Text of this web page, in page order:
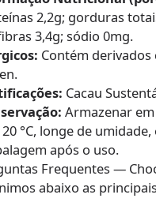
2,2g; gorduras
3,4g; sódio 0mg.
Contém derivados
Cacau
Armazenar
20 °C, longe de
após o uso.
Frequentes —
abaixo as